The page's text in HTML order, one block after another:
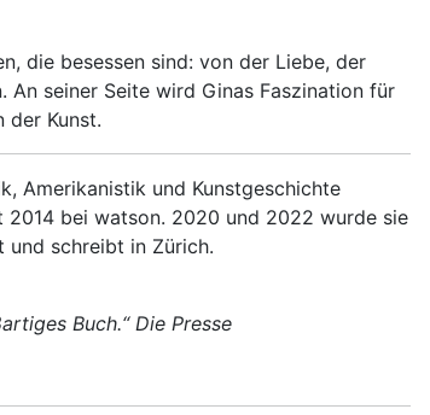
die besessen sind: von der Liebe, der
seiner Seite wird Ginas Faszination für
der Kunst.
Amerikanistik und Kunstgeschichte
2014 bei watson. 2020 und 2022 wurde sie
und schreibt in Zürich.
Buch.“ Die Presse